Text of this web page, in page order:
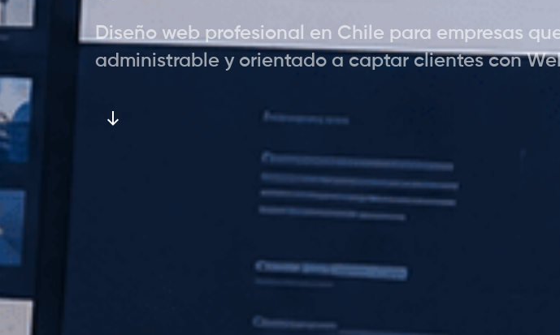
Diseño web profesional en Chile para empresas
administrable y orientado a captar clientes con